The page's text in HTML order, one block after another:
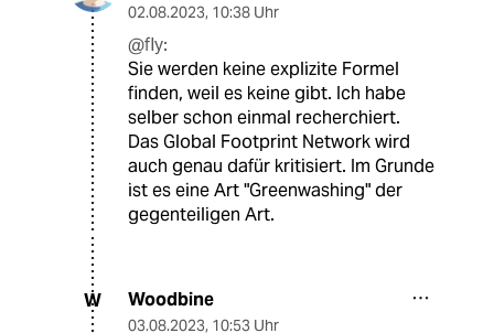
02.08.2023, 10:38 Uhr
@fly:
Sie werden keine explizite Formel
finden, weil es keine gibt. Ich habe
selber schon einmal recherchiert.
Das Global Footprint Network wird
auch genau dafür kritisiert. Im Grunde
ist es eine Art "Greenwashing" der
gegenteiligen Art.
W Woodbine
03.08.2023, 10:53 Uhr